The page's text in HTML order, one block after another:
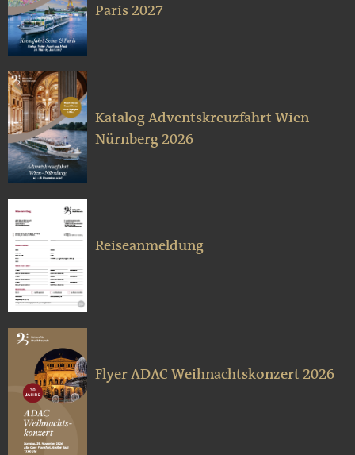
Paris 2027
Katalog Adventskreuzfahrt Wien -
Nürnberg 2026
Reiseanmeldung
Flyer ADAC Weihnachtskonzert 2026